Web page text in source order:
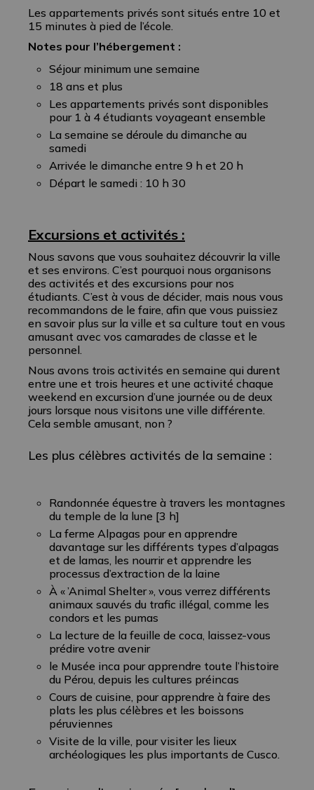
Les appartements privés sont situés entre 10 et
15 minutes à pied de l’école.
Notes pour l’hébergement :
Séjour minimum une semaine
18 ans et plus
Les appartements privés sont disponibles
pour 1 à 4 étudiants voyageant ensemble
La semaine se déroule du dimanche au
samedi
Arrivée le dimanche entre 9 h et 20 h
Départ le samedi : 10 h 30
Excursions et activités :
Nous savons que vous souhaitez découvrir la ville
et ses environs. C’est pourquoi nous organisons
des activités et des excursions pour nos
étudiants. C’est à vous de décider, mais nous vous
recommandons de le faire, afin que vous puissiez
en savoir plus sur la ville et sa culture tout en vous
amusant avec vos camarades de classe et le
personnel.
Nous avons trois activités en semaine qui durent
entre une et trois heures et une activité chaque
weekend en excursion d’une journée ou de deux
jours lorsque nous visitons une ville différente.
Cela semble amusant, non ?
Les plus célèbres activités de la semaine :
Randonnée équestre à travers les montagnes
du temple de la lune [3 h]
La ferme Alpagas pour en apprendre
davantage sur les différents types d’alpagas
et de lamas, les nourrir et apprendre les
processus d’extraction de la laine
À « ’Animal Shelter », vous verrez différents
animaux sauvés du trafic illégal, comme les
condors et les pumas
La lecture de la feuille de coca, laissez-vous
prédire votre avenir
le Musée inca pour apprendre toute l’histoire
du Pérou, depuis les cultures préincas
Cours de cuisine, pour apprendre à faire des
plats les plus célèbres et les boissons
péruviennes
Visite de la ville, pour visiter les lieux
archéologiques les plus importants de Cusco.